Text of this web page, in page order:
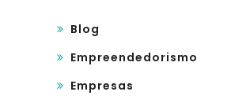
Blog
Empreendedorismo
Empresas